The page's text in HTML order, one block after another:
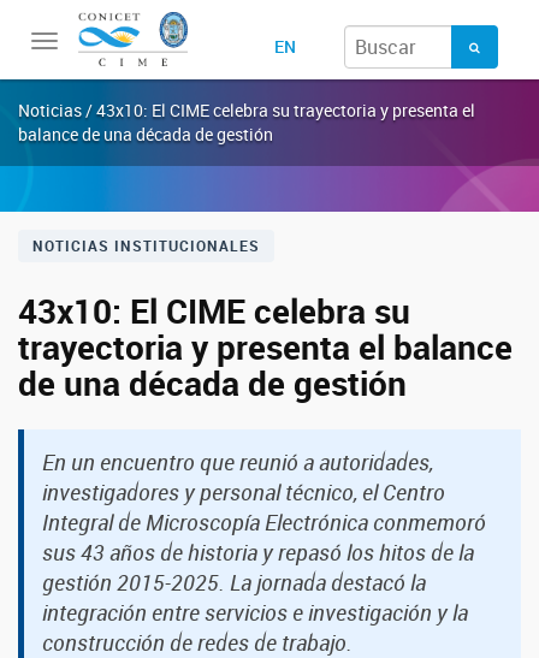
Toggle
navigation
EN
Noticias / 43x10: El CIME celebra su trayectoria y presenta el
balance de una década de gestión
NOTICIAS INSTITUCIONALES
43x10: El CIME celebra su
trayectoria y presenta el balance
de una década de gestión
En un encuentro que reunió a autoridades,
investigadores y personal técnico, el Centro
Integral de Microscopía Electrónica conmemoró
sus 43 años de historia y repasó los hitos de la
gestión 2015-2025. La jornada destacó la
integración entre servicios e investigación y la
construcción de redes de trabajo.